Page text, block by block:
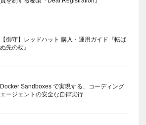
【御守】レッドハット 購入・運用ガイド『転ば
ぬ先の杖』
Docker Sandboxes で実現する、コーディング
エージェントの安全な自律実行